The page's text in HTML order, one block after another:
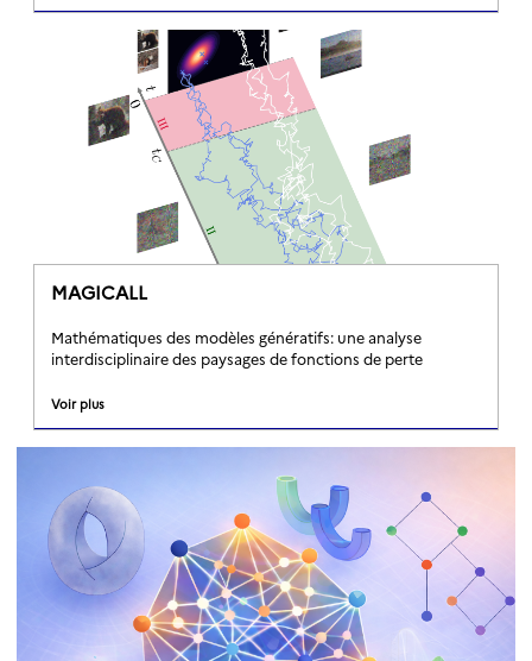
MAGICALL
Mathématiques des modèles génératifs: une analyse
interdisciplinaire des paysages de fonctions de perte
Voir plus